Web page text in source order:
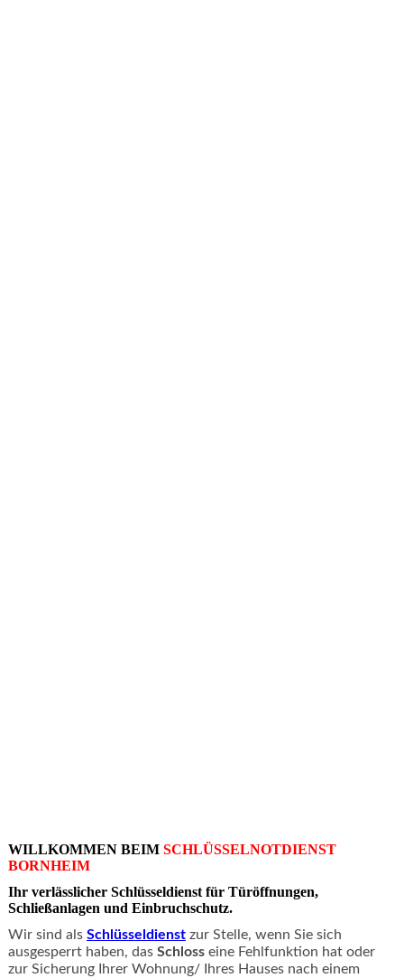
WILLKOMMEN BEIM SCHLÜSSELNOTDIENST
BORNHEIM
Ihr verlässlicher Schlüsseldienst für Türöffnungen,
Schließanlagen und Einbruchschutz.
Wir sind als Schlüsseldienstzur Stelle, wenn Sie sich
ausgesperrt haben, das Schlosseine Fehlfunktion hat oder
zur Sicherung Ihrer Wohnung/ Ihres Hauses nach einem